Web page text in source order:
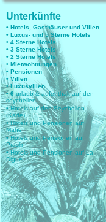
Unterkünfte
• Hotels, Gasthäuser und Villen
• Luxus- und 5 Sterne Hotels
• 4 Sterne Hotels
• 3 Sterne Hotels
• 2 Sterne Hotels
• Mietwohnungen
• Pensionen
• Villen
• Luxusvillen
• 6urlaub & aufenthalt auf den
seychellen
• Hotels auf den Seychellen
(Karte)
• Hotels und Pensionen auf
Mahe
• Hotels und Pensionen auf
Praslin
• Hotels und Pensionen auf La
Digue